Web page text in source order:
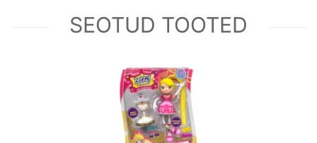
SEOTUD TOOTED